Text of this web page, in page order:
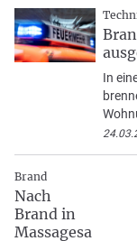
In
Brand
Nach
Brand in
Massagesa